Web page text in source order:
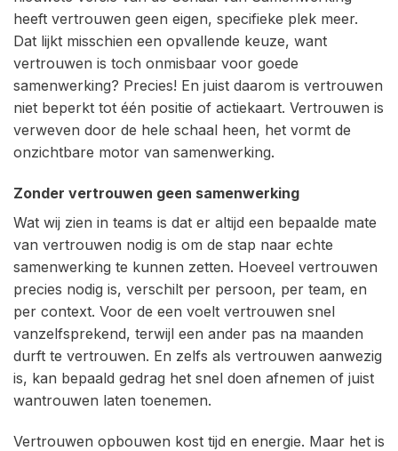
heeft vertrouwen geen eigen, specifieke plek meer.
Dat lijkt misschien een opvallende keuze, want
vertrouwen is toch onmisbaar voor goede
samenwerking? Precies! En juist daarom is vertrouwen
niet beperkt tot één positie of actiekaart. Vertrouwen is
verweven door de hele schaal heen, het vormt de
onzichtbare motor van samenwerking.
Zonder vertrouwen geen samenwerking
Wat wij zien in teams is dat er altijd een bepaalde mate
van vertrouwen nodig is om de stap naar echte
samenwerking te kunnen zetten. Hoeveel vertrouwen
precies nodig is, verschilt per persoon, per team, en
per context. Voor de een voelt vertrouwen snel
vanzelfsprekend, terwijl een ander pas na maanden
durft te vertrouwen. En zelfs als vertrouwen aanwezig
is, kan bepaald gedrag het snel doen afnemen of juist
wantrouwen laten toenemen.
Vertrouwen opbouwen kost tijd en energie. Maar het is